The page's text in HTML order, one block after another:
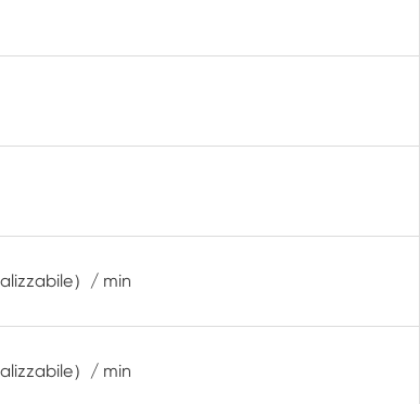
di altitudine di temperatura
del clima freddo
di prova per il degrado fotovoltaico
di condizionamento
）/ min
）/ min